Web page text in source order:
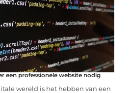
een professionele website nodig
wereld is het hebben van een